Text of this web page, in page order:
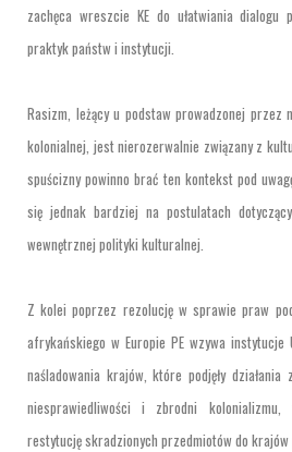
zachęca wreszcie KE do ułatwiania dialogu
praktyk państw i instytucji.
Rasizm, leżący u podstaw prowadzonej przez
kolonialnej, jest nierozerwalnie związany z
spuścizny powinno brać ten kontekst pod
się jednak bardziej na postulatach
wewnętrznej polityki kulturalnej.
Z kolei poprzez rezolucję w sprawie praw
afrykańskiego w Europie PE wzywa instytucje
naśladowania krajów, które podjęły działania
niesprawiedliwości i zbrodni kolonializmu,
restytucję skradzionych przedmiotów do krajów